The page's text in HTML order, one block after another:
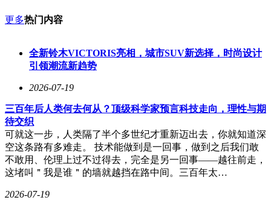
更多热门内容
全新铃木VICTORIS亮相，城市SUV新选择，时尚设计
引领潮流新趋势
2026-07-19
三百年后人类何去何从？顶级科学家预言科技走向，理性与期
待交织
可就这一步，人类隔了半个多世纪才重新迈出去，你就知道深
空这条路有多难走。 技术能做到是一回事，做到之后我们敢
不敢用、伦理上过不过得去，完全是另一回事——越往前走，
这堵叫＂我是谁＂的墙就越挡在路中间。三百年太…
2026-07-19